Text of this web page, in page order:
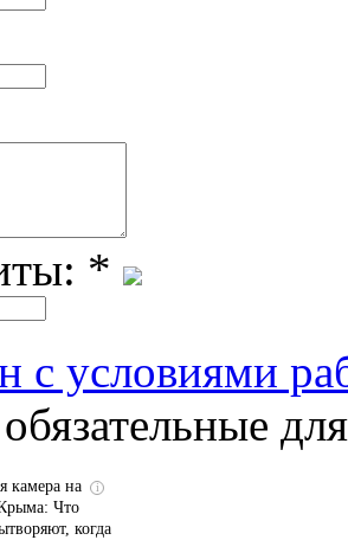
*
с условиями
i
секунд, а
вы будете
i
камера на
Что
когда